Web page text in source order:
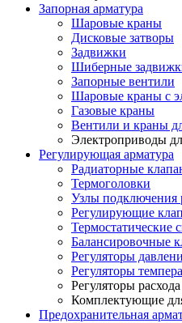
Запорная арматура
Шаровые краны
Дисковые затворы
Задвижки
Шиберные
Запорные вентили
Шаровые краны с
Газовые краны
Вентили и краны
Электроприводы
Регулирующая арматура
Радиаторные
Термоголовки
Узлы подключения
Регулирующие
Термостатические
Балансировочные
Регуляторы
Регуляторы
Регуляторы
Комплектующие
Предохранительная